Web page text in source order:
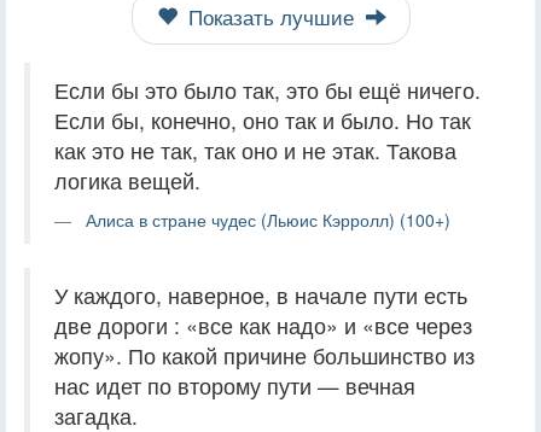
Показать лучшие
Если бы это было так, это бы ещё ничего.
Если бы, конечно, оно так и было. Но так
как это не так, так оно и не этак. Такова
логика вещей.
Алиса в стране чудес (Льюис Кэрролл) (100+)
У каждого, наверное, в начале пути есть
две дороги : «все как надо» и «все через
жопу». По какой причине большинство из
нас идет по второму пути — вечная
загадка.